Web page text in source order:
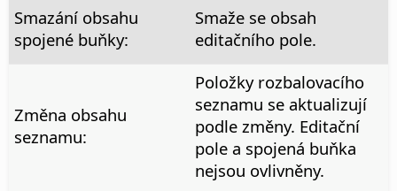
Smazání obsahu
spojené buňky:
Smaže se obsah
editačního pole.
Změna obsahu
seznamu:
Položky rozbalovacího
seznamu se aktualizují
podle změny. Editační
pole a spojená buňka
nejsou ovlivněny.